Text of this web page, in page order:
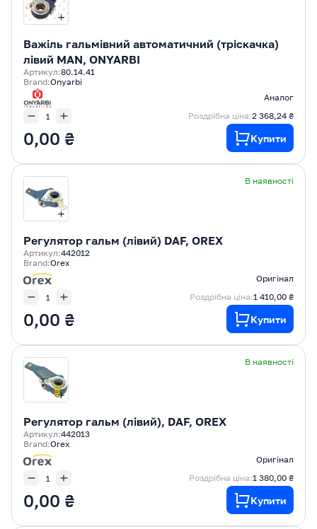
Важіль гальмівний автоматичний (тріскачка)
лівий MAN, ONYARBI
Артикул:80.14.41
Brand:Onyarbi
Аналог
Роздрібна ціна:2 368,24 ₴
0,00 ₴ Купити
В наявності
Регулятор гальм (лівий) DAF, OREX
Артикул:442012
Brand:Orex
Оригінал
Роздрібна ціна:1 410,00 ₴
0,00 ₴ Купити
В наявності
Регулятор гальм (лівий), DAF, OREX
Артикул:442013
Brand:Orex
Оригінал
Роздрібна ціна:1 380,00 ₴
0,00 ₴ Купити